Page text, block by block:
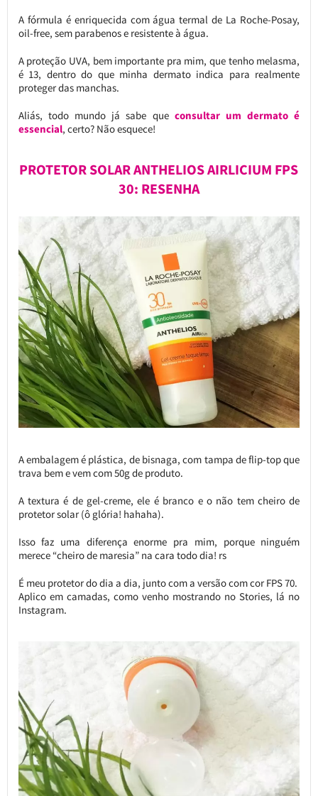
A fórmula é enriquecida com água termal de La Roche-Posay,
oil-free, sem parabenos e resistente à água.
A proteção UVA, bem importante pra mim, que tenho melasma,
é 13, dentro do que minha dermato indica para realmente
proteger das manchas.
Aliás, todo mundo já sabe queconsultar um dermato é
essencial, certo? Não esquece!
PROTETOR SOLAR ANTHELIOS AIRLICIUM FPS
30: RESENHA
A embalagem é plástica, de bisnaga, com tampa de flip-top que
trava bem e vem com 50g de produto.
A textura é de gel-creme, ele é branco e o não tem cheiro de
protetor solar (ô glória! hahaha).
Isso faz uma diferença enorme pra mim, porque ninguém
merece “cheiro de maresia” na cara todo dia! rs
É meu protetor do dia a dia, junto com a versão com cor FPS 70.
Aplico em camadas, como venho mostrando no Stories, lá no
Instagram.